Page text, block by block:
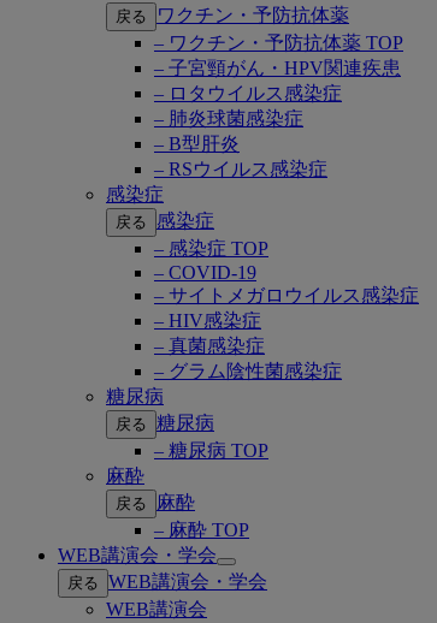
戻る
ワクチン・予防抗体薬
– ワクチン・予防抗体薬 TOP
– 子宮頸がん・HPV関連疾患
– ロタウイルス感染症
– 肺炎球菌感染症
– B型肝炎
– RSウイルス感染症
感染症
戻る
感染症
– 感染症 TOP
– COVID-19
– サイトメガロウイルス感染症
– HIV感染症
– 真菌感染症
– グラム陰性菌感染症
糖尿病
戻る 糖尿病
– 糖尿病 TOP
麻酔
戻る
麻酔
– 麻酔 TOP
WEB講演会・学会
Open
submenu
戻る WEB講演会・学会
WEB講演会